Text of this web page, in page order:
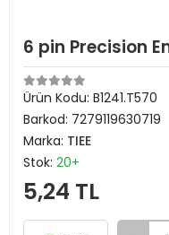
6 pin Precision
Ürün Kodu: B1241.T570
Barkod: 7279119630719
Marka: TIEE
Stok: 20+
5,24 TL